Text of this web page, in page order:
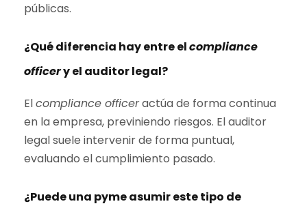
públicas.
¿Qué diferencia hay entre elcompliance
officery el auditor legal?
Elcompliance officeractúa de forma continua
en la empresa, previniendo riesgos. El auditor
legal suele intervenir de forma puntual,
evaluando el cumplimiento pasado.
¿Puede una pyme asumir este tipo de